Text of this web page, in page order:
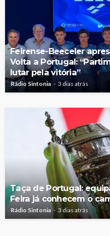
Feirense-Beeceler
Volta a Portugal:
lutar pela vitória”
Rádio Sintonia 3 dias atrás
Taça de Portugal:
Feira já conhecem o
Rádio Sintonia 3 dias atrás